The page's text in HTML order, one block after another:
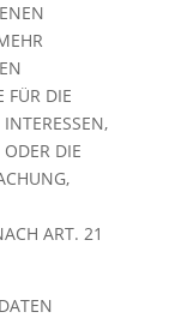
FÜR DIE
DIE
ART. 21